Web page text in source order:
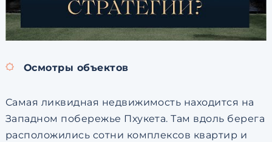
Осмотры объектов
Самая ликвидная недвижимость находится на
Западном побережье Пхукета. Там вдоль берега
расположились сотни комплексов квартир и